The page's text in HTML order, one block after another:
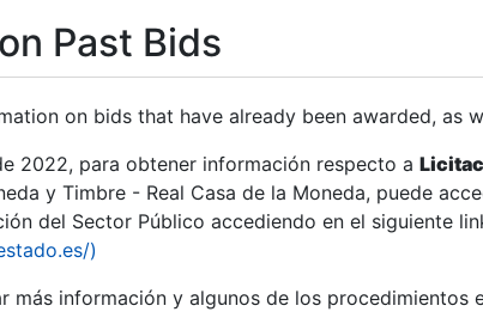
Past Bids
on bids that have already been awarded, as
2022, para obtener información respecto a
y Timbre - Real Casa de la Moneda, puede
del Sector Público accediendo en el siguiente
)
más información y algunos de los procedimientos